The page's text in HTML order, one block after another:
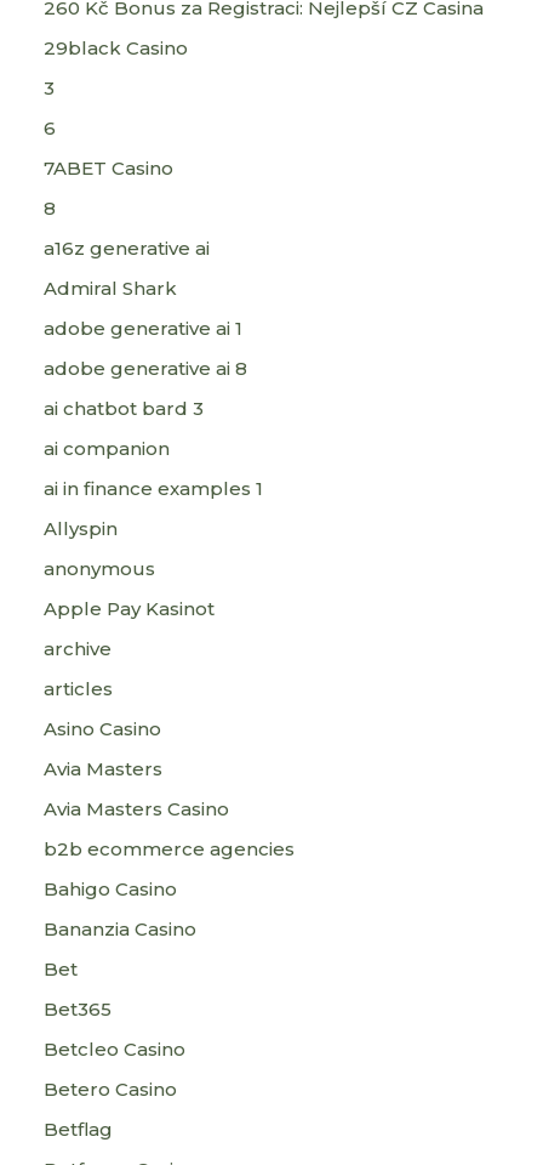
260 Kč Bonus za Registraci: Nejlepší CZ Casina
29black Casino
3
6
7ABET Casino
8
a16z generative ai
Admiral Shark
adobe generative ai 1
adobe generative ai 8
ai chatbot bard 3
ai companion
ai in finance examples 1
Allyspin
anonymous
Apple Pay Kasinot
archive
articles
Asino Casino
Avia Masters
Avia Masters Casino
b2b ecommerce agencies
Bahigo Casino
Bananzia Casino
Bet
Bet365
Betcleo Casino
Betero Casino
Betflag